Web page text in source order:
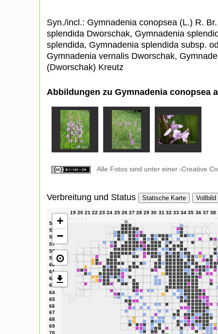
Syn./incl.: Gymnadenia conopsea (L.) R.
splendida Dworschak, Gymnadenia
splendida, Gymnadenia splendida subsp.
Gymnadenia vernalis Dworschak,
(Dworschak) Kreutz
Abbildungen zu Gymnadenia conopsea
Alle Fotos sind unter einer Creative
Verbreitung und Status Statische Karte Vollbild
+
−
⊙